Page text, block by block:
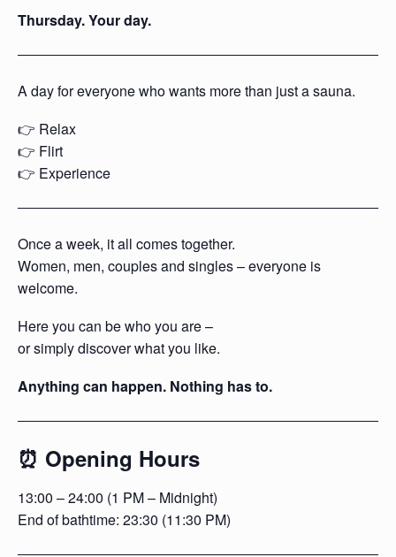
Thursday. Your day.
A day for everyone who wants more than just a sauna.
👉 Relax
👉 Flirt
👉 Experience
Once a week, it all comes together.
Women, men, couples and singles – everyone is
welcome.
Here you can be who you are –
or simply discover what you like.
Anything can happen. Nothing has to.
⏰ Opening Hours
13:00 – 24:00 (1 PM – Midnight)
End of bathtime: 23:30 (11:30 PM)